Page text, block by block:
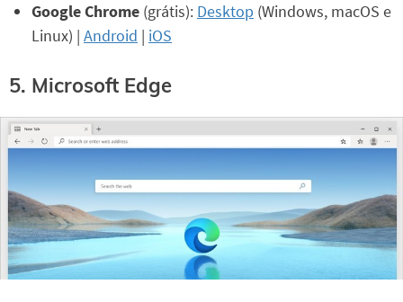
Google Chrome (grátis): Desktop (Windows, macOS e
Linux) | Android | iOS
5. Microsoft Edge